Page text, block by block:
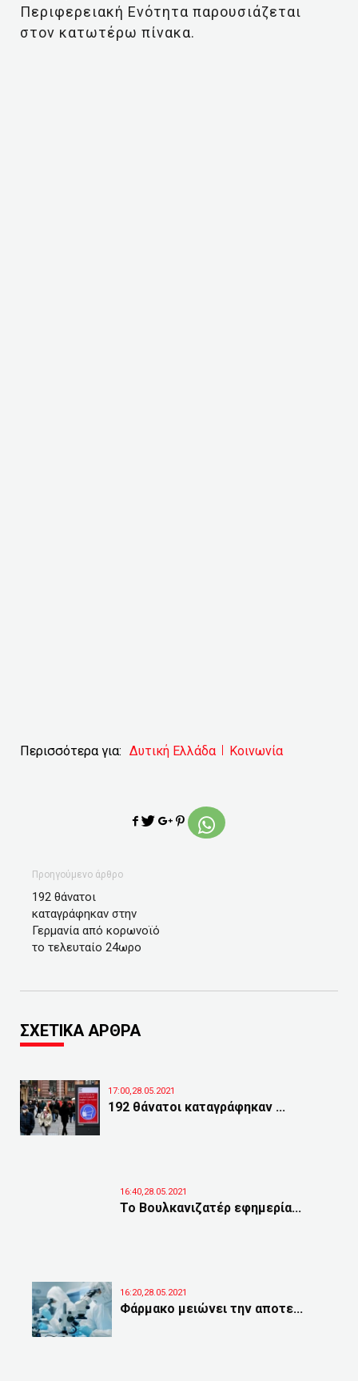
Περιφερειακή Ενότητα παρουσιάζεται
στον κατωτέρω πίνακα.
Περισσότερα για: Δυτική Ελλάδα Κοινωνία
Προηγούμενο άρθρο
192 θάνατοι
καταγράφηκαν στην
Γερμανία από κορωνοϊό
το τελευταίο 24ωρο
ΣΧΕΤΙΚΑ ΑΡΘΡΑ
17:00,28.05.2021
192 θάνατοι καταγράφηκαν ...
16:40,28.05.2021
Το Βουλκανιζατέρ εφημερία...
16:20,28.05.2021
Φάρμακο μειώνει την αποτε...